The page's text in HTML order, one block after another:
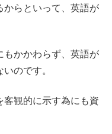
からといって、英語が
もかかわらず、英語が
のです。
客観的に示す為にも資